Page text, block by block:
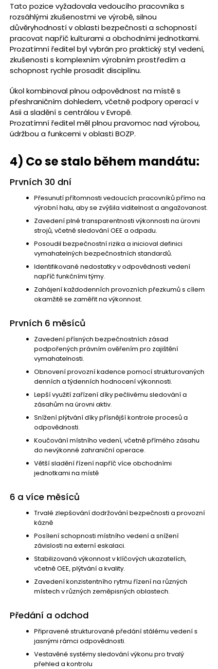
Tato pozice vyžadovala vedoucího pracovníka s
rozsáhlými zkušenostmi ve výrobě, silnou
důvěryhodností v oblasti bezpečnosti a schopností
pracovat napříč kulturami a obchodními jednotkami.
Prozatímní ředitel byl vybrán pro praktický styl vedení,
zkušenosti s komplexním výrobním prostředím a
schopnost rychle prosadit disciplínu.
Úkol kombinoval plnou odpovědnost na místě s
přeshraničním dohledem, včetně podpory operací v
Asii a sladění s centrálou v Evropě.
Prozatímní ředitel měl plnou pravomoc nad výrobou,
údržbou a funkcemi v oblasti BOZP.
4) Co se stalo během mandátu:
Prvních 30 dní
Přesunutí přítomnosti vedoucích pracovníků přímo na
výrobní halu, aby se zvýšila viditelnost a angažovanost.
Zavedení plné transparentnosti výkonnosti na úrovni
strojů, včetně sledování OEE a odpadu.
Posoudil bezpečnostní rizika a inicioval definici
vymahatelných bezpečnostních standardů.
Identifikované nedostatky v odpovědnosti vedení
napříč funkčními týmy.
Zahájení každodenních provozních přezkumů s cílem
okamžitě se zaměřit na výkonnost.
Prvních 6 měsíců
Zavedení přísných bezpečnostních zásad
podpořených právním ověřením pro zajištění
vymahatelnosti.
Obnovení provozní kadence pomocí strukturovaných
denních a týdenních hodnocení výkonnosti.
Lepší využití zařízení díky pečlivému sledování a
zásahům na úrovni aktiv.
Snížení plýtvání díky přísnější kontrole procesů a
odpovědnosti.
Koučování místního vedení, včetně přímého zásahu
do nevýkonné zahraniční operace.
Větší sladění řízení napříč více obchodními
jednotkami na místě
6 a více měsíců
Trvalé zlepšování dodržování bezpečnosti a provozní
kázně
Posílení schopnosti místního vedení a snížení
závislosti na externí eskalaci.
Stabilizovaná výkonnost v klíčových ukazatelích,
včetně OEE, plýtvání a kvality.
Zavedení konzistentního rytmu řízení na různých
místech v různých zeměpisných oblastech.
Předání a odchod
Připravené strukturované předání stálému vedení s
jasnými rámci odpovědnosti.
Vestavěné systémy sledování výkonu pro trvalý
přehled a kontrolu